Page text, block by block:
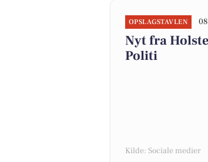
OPSLAGSTAVLEN
Nyt fra
Politi
Kilde: Sociale medier